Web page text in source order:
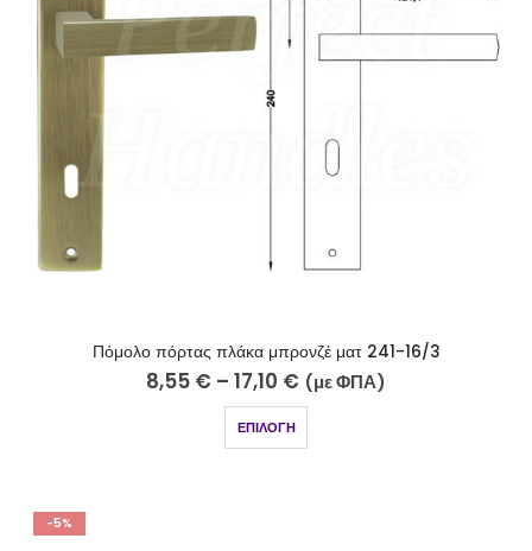
Πόμολο πόρτας πλάκα μπρονζέ ματ 241-16/3
8,55 € – 17,10 € (με ΦΠΑ)
ΕΠΙΛΟΓΉ
-5%